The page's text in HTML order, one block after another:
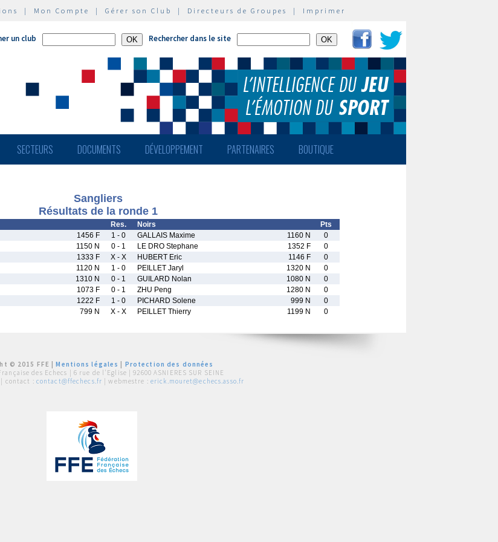
| Mon Compte | Gérer son Club | Directeurs de Groupes | Imprimer
un club Rechercher dans le site
SECTEURS DOCUMENTS DÉVELOPPEMENT PARTENAIRES BOUTIQUE
Sangliers
Résultats de la ronde 1
Res. Noirs
Pts
1456 F 1 - 0 GALLAIS Maxime 1160 N
0
1150 N 0 - 1 LE DRO Stephane 1352 F
0
1333 F X - X HUBERT Eric 1146 F
0
1120 N 1 - 0 PEILLET Jaryl 1320 N
0
1310 N 0 - 1 GUILARD Nolan 1080 N
0
1073 F 0 - 1 ZHU Peng 1280 N
0
1222 F 1 - 0 PICHARD Solene 999 N
0
799 N X - X PEILLET Thierry 1199 N 0
© 2015 FFE |Mentions légales
Protection des données
des Echecs | 6 rue de l'Eglise | 92600 ASNIERES SUR SEINE
| contact : contact@ffechecs.fr | webmestre : erick.mouret@echecs.asso.fr